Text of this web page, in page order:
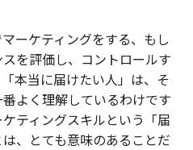
ーケティングをする、もし
を評価し、コントロールす
本当に届けたい人」は、そ
よく理解しているわけです
ティングスキルという「届
、とても意味のあることだ